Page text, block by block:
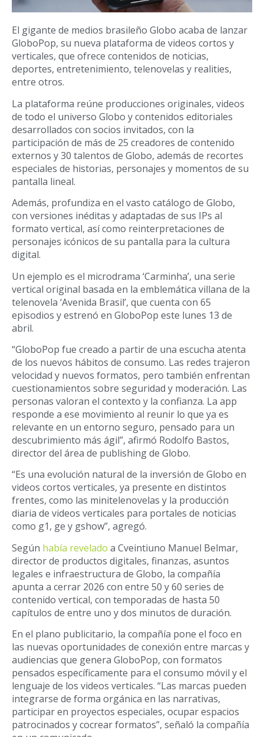
El gigante de medios brasileño Globo acaba de lanzar
GloboPop, su nueva plataforma de videos cortos y
verticales, que ofrece contenidos de noticias,
deportes, entretenimiento, telenovelas y realities,
entre otros.
La plataforma reúne producciones originales, videos
de todo el universo Globo y contenidos editoriales
desarrollados con socios invitados, con la
participación de más de 25 creadores de contenido
externos y 30 talentos de Globo, además de recortes
especiales de historias, personajes y momentos de su
pantalla lineal.
Además, profundiza en el vasto catálogo de Globo,
con versiones inéditas y adaptadas de sus IPs al
formato vertical, así como reinterpretaciones de
personajes icónicos de su pantalla para la cultura
digital.
Un ejemplo es el microdrama ‘Carminha’, una serie
vertical original basada en la emblemática villana de la
telenovela ‘Avenida Brasil’, que cuenta con 65
episodios y estrenó en GloboPop este lunes 13 de
abril.
“GloboPop fue creado a partir de una escucha atenta
de los nuevos hábitos de consumo. Las redes trajeron
velocidad y nuevos formatos, pero también enfrentan
cuestionamientos sobre seguridad y moderación. Las
personas valoran el contexto y la confianza. La app
responde a ese movimiento al reunir lo que ya es
relevante en un entorno seguro, pensado para un
descubrimiento más ágil”, afirmó Rodolfo Bastos,
director del área de publishing de Globo.
“Es una evolución natural de la inversión de Globo en
videos cortos verticales, ya presente en distintos
frentes, como las minitelenovelas y la producción
diaria de videos verticales para portales de noticias
como g1, ge y gshow”, agregó.
Según había revelado a Cveintiuno Manuel Belmar,
director de productos digitales, finanzas, asuntos
legales e infraestructura de Globo, la compañía
apunta a cerrar 2026 con entre 50 y 60 series de
contenido vertical, con temporadas de hasta 50
capítulos de entre uno y dos minutos de duración.
En el plano publicitario, la compañía pone el foco en
las nuevas oportunidades de conexión entre marcas y
audiencias que genera GloboPop, con formatos
pensados específicamente para el consumo móvil y el
lenguaje de los videos verticales. “Las marcas pueden
integrarse de forma orgánica en las narrativas,
participar en proyectos especiales, ocupar espacios
patrocinados y cocrear formatos”, señaló la compañía